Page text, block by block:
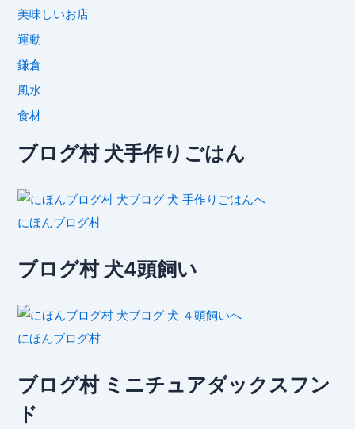
美味しいお店
運動
鎌倉
風水
食材
ブログ村 犬手作りごはん
にほんブログ村
ブログ村 犬4頭飼い
にほんブログ村
ブログ村 ミニチュアダックスフン
ド